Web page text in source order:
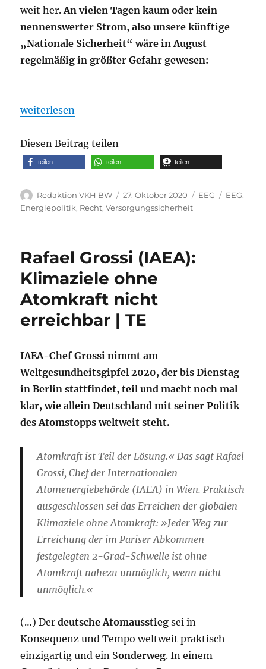
weit her.An vielen Tagen kaum oder kein
nennenswerter Strom, also unsere künftige
„Nationale Sicherheit“ wäre in August
regelmäßig in größter Gefahr gewesen:
„„Nationale Sicherheit“ im August 2020 unter die
weiterlesen
Diesen Beitrag teilen
teilen teilen teilen
Autor
Redaktion VKH BW
Veröffentlicht
am
27. Oktober 2020 Kategorien
EEG EEG,
Energiepolitik, Recht,Versorgungssicherheit
Rafael Grossi (IAEA):
Klimaziele ohne
Atomkraft nicht
erreichbar | TE
IAEA-Chef Grossi nimmt am
Weltgesundheitsgipfel 2020, der bis Dienstag
in Berlin stattfindet, teil und macht noch mal
klar, wie allein Deutschland mit seiner Politik
des Atomstopps weltweit steht.
Atomkraft ist Teil der Lösung.« Das sagt Rafael
Grossi, Chef der Internationalen
Atomenergiebehörde (IAEA) in Wien. Praktisch
ausgeschlossen sei das Erreichen der globalen
Klimaziele ohne Atomkraft: »Jeder Weg zur
Erreichung der im Pariser Abkommen
festgelegten 2-Grad-Schwelle ist ohne
Atomkraft nahezu unmöglich, wenn nicht
unmöglich.«
(…) Derdeutsche Atomausstieg sei in
Konsequenz und Tempo weltweit praktisch
einzigartig und ein Sonderweg. In einem